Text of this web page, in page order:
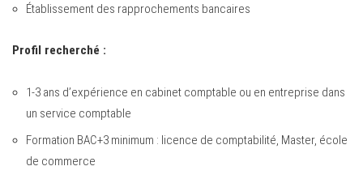
Établissement des rapprochements bancaires
Profil recherché :
1-3 ans d’expérience en cabinet comptable ou en entreprise dans
un service comptable
Formation BAC+3 minimum : licence de comptabilité, Master, école
de commerce